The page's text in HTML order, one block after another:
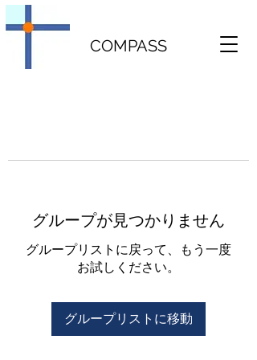
COMPASS
グループが見つかりません
グループリストに戻って、もう一度
お試しください。
グループリストに移動